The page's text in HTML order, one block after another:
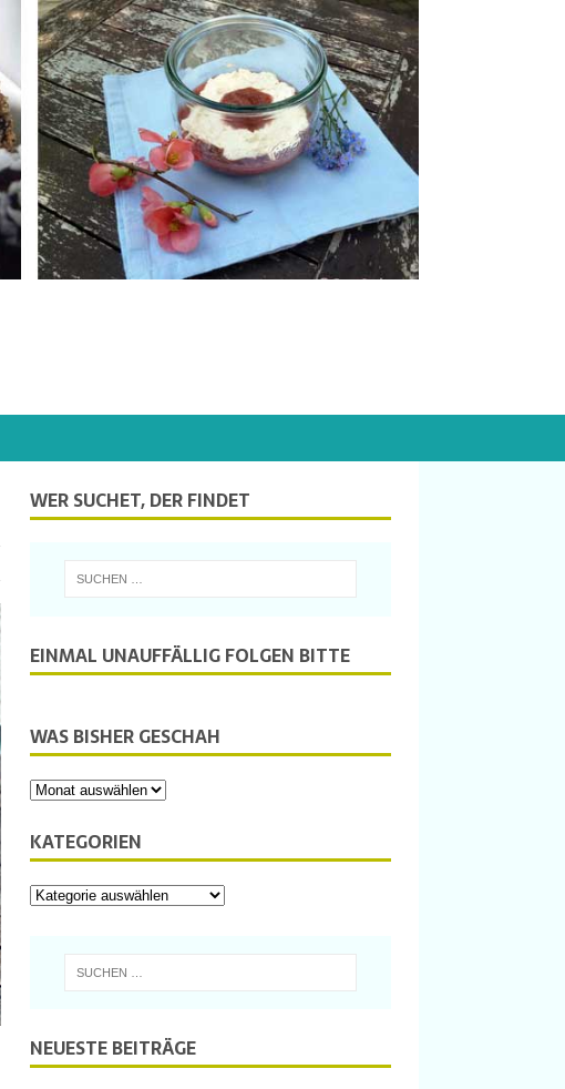
WER SUCHET, DER FINDET
EINMAL UNAUFFÄLLIG FOLGEN BITTE
WAS BISHER GESCHAH
KATEGORIEN
NEUESTE BEITRÄGE